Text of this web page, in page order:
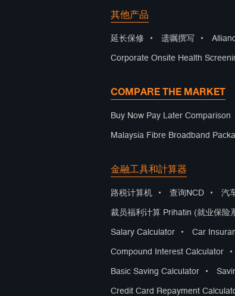
其他产品
延长保修 • 遗嘱撰写 •
Corporate Onsite Health
COMPARE THE MARKET
Buy Now Pay Later Comparison
Malaysia Fibre Broadband
金融工具和計算器
路税计算机 • 查询NCD • 汽
裁员福利计算 Prihatin (就业保险
Salary Calculator • Car
Compound Interest Calculator •
Basic Saving Calculator •
Credit Card Repayment